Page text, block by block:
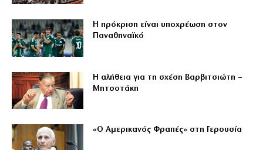
Η πρόκριση είναι υποχρέωση στον
Παναθηναϊκό
Η αλήθεια για τη σχέση Βαρβιτσιώτη –
Μητσοτάκη
«Ο Αμερικανός Φραπές» στη Γερουσία